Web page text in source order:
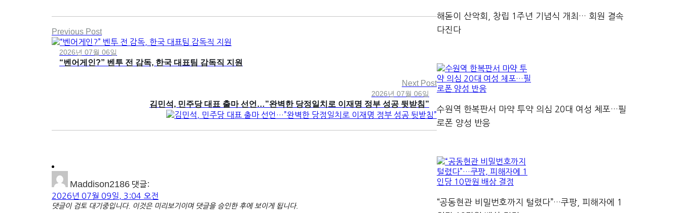
Previous Post
2026년 07월 06일
“벤어게인?” 벤투 전 감독, 한국 대표팀 감독직 지원
Next Post
2026년 07월 06일
김민석, 민주당 대표 출마 선언…”완벽한 당정일치로 이재명 정부 성공 뒷받침”
Maddison2186 댓글:
2026년 07월 09일, 3:04 오전
댓글이 검토 대기중입니다. 이것은 미리보기이며 댓글을 승인한 후에 보이게 됩니다.
해돋이 산악회, 창립 1주년 기념식 개최… 회원 결속
다진다
수원역 한복판서 마약 투약 의심 20대 여성 체포…필
로폰 양성 반응
“공동현관 비밀번호까지 털렸다”…쿠팡, 피해자에 1